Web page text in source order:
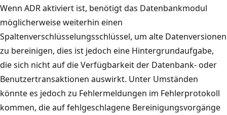
Wenn ADR aktiviert ist, benötigt das Datenbankmodul
möglicherweise weiterhin einen
Spaltenverschlüsselungsschlüssel, um alte Datenversionen
zu bereinigen, dies ist jedoch eine Hintergrundaufgabe,
die sich nicht auf die Verfügbarkeit der Datenbank- oder
Benutzertransaktionen auswirkt. Unter Umständen
könnte es jedoch zu Fehlermeldungen im Fehlerprotokoll
kommen, die auf fehlgeschlagene Bereinigungsvorgänge